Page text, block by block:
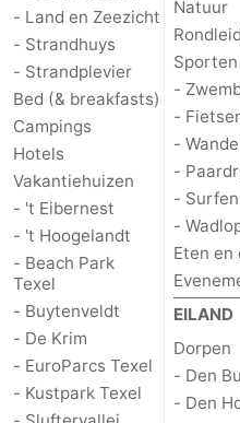
- Land en Zeezicht
- Strandhuys
- Strandplevier
Bed (& breakfasts)
Campings
Hotels
Vakantiehuizen
- 't Eibernest
- 't Hoogelandt
- Beach Park
Texel
- Buytenveldt
- De Krim
- EuroParcs Texel
- Kustpark Texel
Natuur
Sporten
-
-
-
-
- Surfen
-
Eten en
EILAND
Dorpen
- Den
- Den